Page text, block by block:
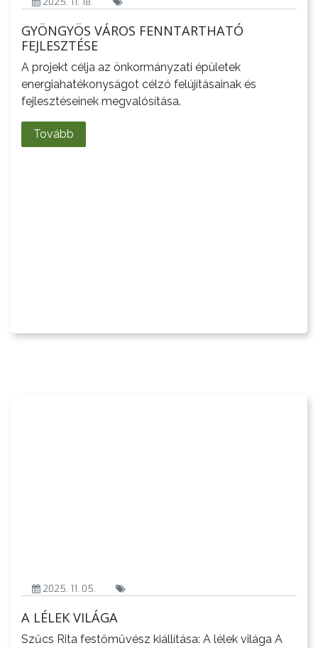
GYÖNGYÖS VÁROS FENNTARTHATÓ
FEJLESZTÉSE
A projekt célja az önkormányzati épületek
energiahatékonyságot célzó felújításainak és
fejlesztéseinek megvalósítása.
Tovább
2025. 11. 05.
A LÉLEK VILÁGA
Szűcs Rita festőművész kiállítása: A lélek világa A